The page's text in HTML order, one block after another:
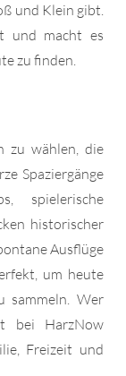
und Klein gibt.
und macht es
zu finden.
zu wählen, die
Spaziergänge
spielerische
historischer
Ausflüge
um heute
sammeln. Wer
bei HarzNow
Freizeit und